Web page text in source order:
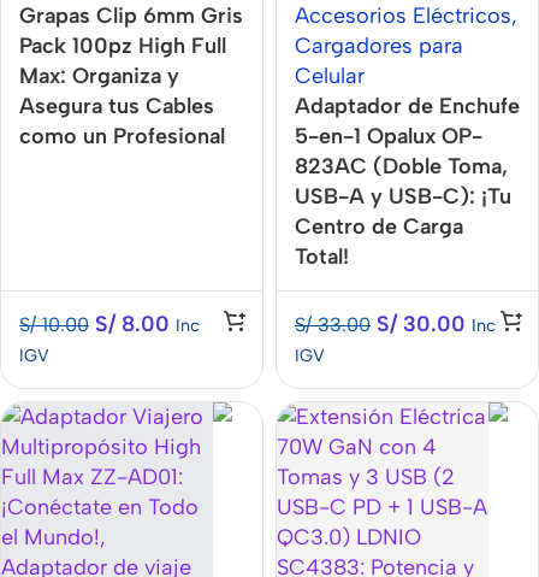
Grapas Clip 6mm Gris
Pack 100pz High Full
Max: Organiza y
Asegura tus Cables
como un Profesional
S/10.00 S/8.00 Inc
IGV
Accesorios Eléctricos,
Cargadores para
Celular
Adaptador de Enchufe
5-en-1 Opalux OP-
823AC (Doble Toma,
USB-A y USB-C): ¡Tu
Centro de Carga
Total!
S/33.00 S/30.00 Inc
IGV